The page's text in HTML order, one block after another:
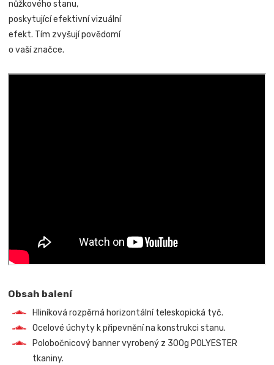
nůžkového stanu,
poskytující efektivní vizuální
efekt. Tím zvyšují povědomí
o vaší značce.
Obsah balení
Hliníková rozpěrná horizontální teleskopická tyč.
Ocelové úchyty k připevnění na konstrukci stanu.
Polobočnicový banner vyrobený z 300g POLYESTER
tkaniny.